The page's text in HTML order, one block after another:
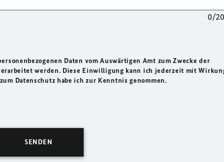
0/
Daten vom Auswärtigen Amt zum Zwecke der
werden. Diese Einwilligung kann ich jederzeit mit
Datenschutz habe ich zur Kenntnis genommen.